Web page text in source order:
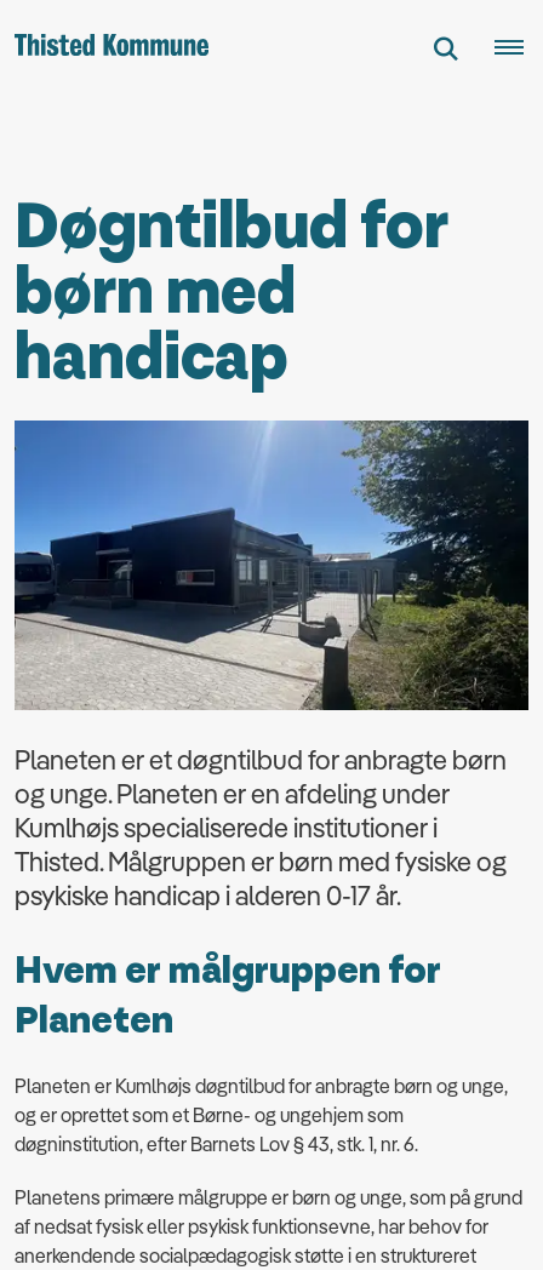
Døgntilbud for
børn med
handicap
Planeten er et døgntilbud for anbragte børn
og unge. Planeten er en afdeling under
Kumlhøjs specialiserede institutioner i
Thisted. Målgruppen er børn med fysiske og
psykiske handicap i alderen 0-17 år.
Hvem er målgruppen for
Planeten
Planeten er Kumlhøjs døgntilbud for anbragte børn og unge,
og er oprettetsom et Børne- og ungehjem som
døgninstitution, efter Barnets Lov § 43, stk. 1, nr. 6.
Planetens primære målgruppe er børn og unge, som på grund
af nedsat fysisk eller psykisk funktionsevne, har behov for
anerkendende socialpædagogisk støtte i en struktureret